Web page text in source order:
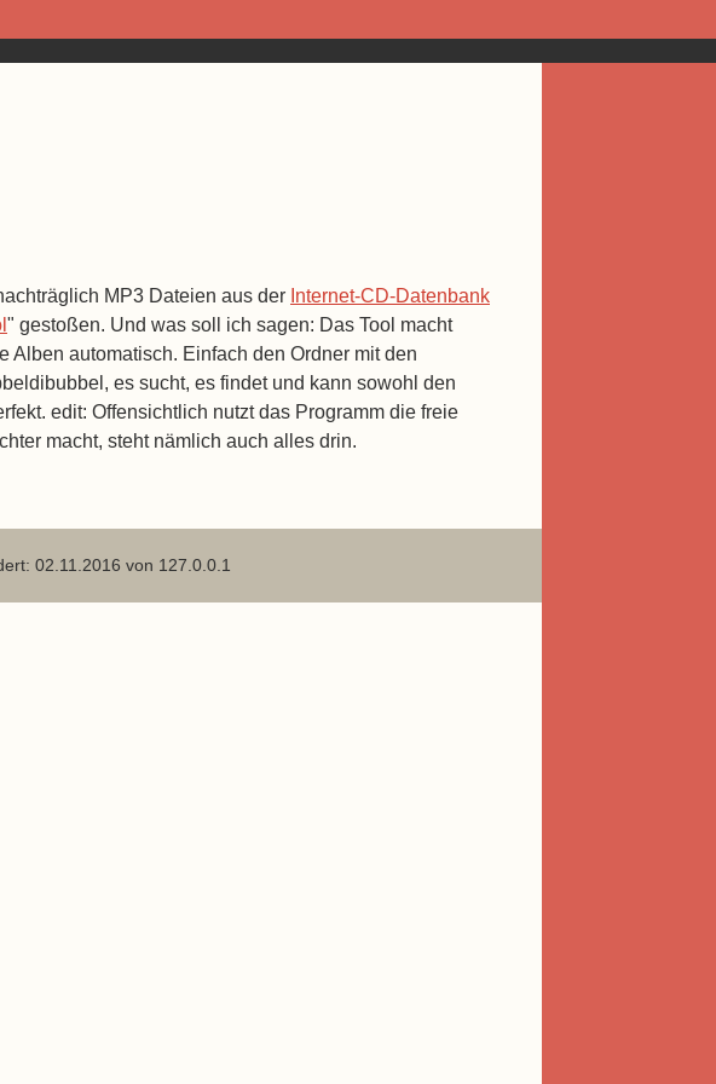
MP3 Dateien aus der Internet-CD-Datenbank
" gestoßen. Und was soll ich sagen: Das Tool macht
Alben automatisch. Einfach den Ordner mit den
es sucht, es findet und kann sowohl den
edit: Offensichtlich nutzt das Programm die freie
macht, steht nämlich auch alles drin.
02.11.2016 von 127.0.0.1